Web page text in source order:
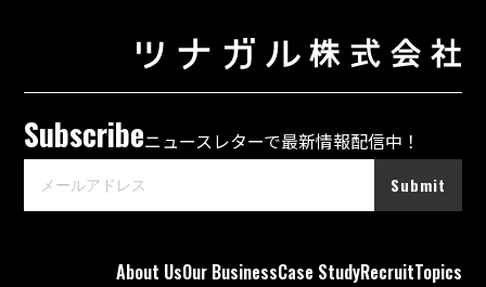
Subscribeニュースレターで最新情報配信中！
Submit
About UsOur BusinessCase StudyRecruitTopics